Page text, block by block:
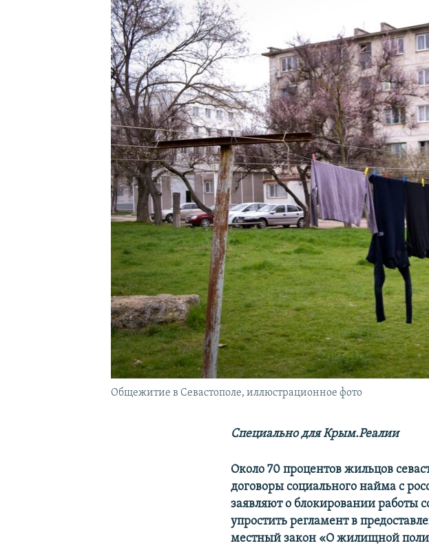
КРЫМ.НЕПОКОРЕННЫЙ
УКРАИНСКАЯ ПРОБЛЕМА КРЫМА
Общежитие в Севастополе, иллюстрационное фото
Специально для Крым.Реалии
Около 70 процентов жильцов
договоры социального найма с
заявляют о блокировании работы
упростить регламент в
местный закон «О жилищной